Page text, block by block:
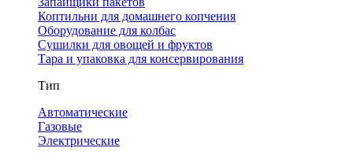
Коптильни для домашнего копчения
Оборудование для колбас
Сушилки для овощей и фруктов
Тара и упаковка для консервирования
Тип
Автоматические
Газовые
Электрические